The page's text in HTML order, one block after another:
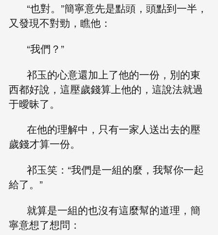
“也對。”簡寧意先是點頭，頭點到一半，
又發現不對勁，瞧他：
“我們？”
祁玉的心意還加上了他的一份，別的東
西都好說，這壓歲錢算上他的，這說法就過
于曖昧了。
在他的理解中，只有一家人送出去的壓
歲錢才算一份。
祁玉笑：“我們是一組的麼，我幫你一起
給了。”
就算是一組的也沒有這麼幫的道理，簡
寧意想了想問：